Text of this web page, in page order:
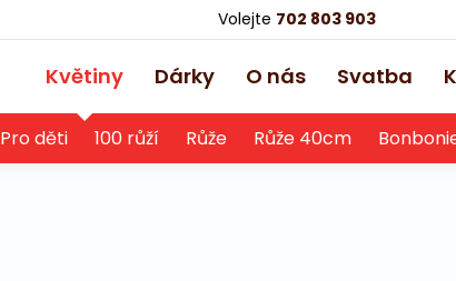
Volejte 702 803 903
Květiny
Pro děti 100 růží Růže Růže 40cm
Dárky O nás Svatba